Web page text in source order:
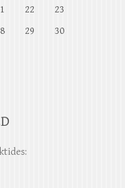
22
23
29
30